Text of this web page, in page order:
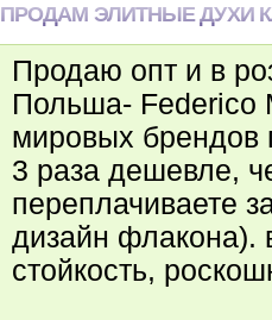
ПРОДАМ ЭЛИТНЫЕ ДУХИ
Продаю опт и в
Польша- Federico
мировых брендов
3 раза дешевле,
переплачиваете
дизайн флакона).
стойкость,